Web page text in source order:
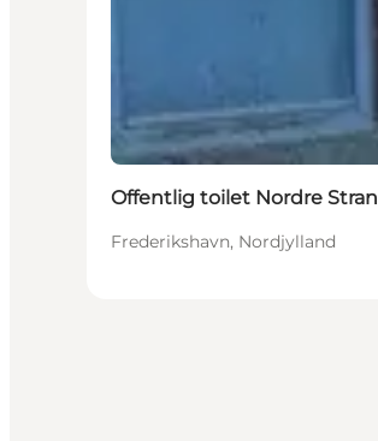
Offentlig toilet Nordre
Frederikshavn, Nordjylland